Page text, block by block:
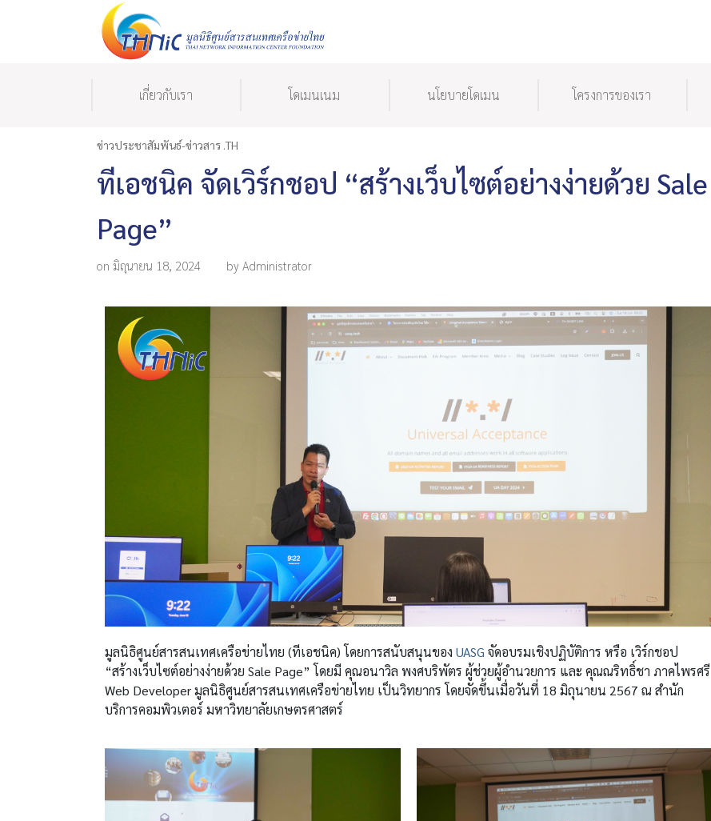
เกี่ยวกับเรา โดเมนเนม นโยบายโดเมน โครงการของเรา
ข่าวประชาสัมพันธ์-ข่าวสาร .TH
ทีเอชนิค จัดเวิร์กชอป “สร้างเว็บไซต์อย่างง่ายด้วย Sale
Page”
on มิถุนายน 18, 2024 by Administrator
มูลนิธิศูนย์สารสนเทศเครือข่ายไทย (ทีเอชนิค) โดยการสนับสนุนของ UASG จัดอบรมเชิงปฏิบัติการ หรือ เวิร์กชอป
“สร้างเว็บไซต์อย่างง่ายด้วย Sale Page” โดยมี คุณอนาวิล พงศบริพัตร ผู้ช่วยผู้อำนวยการ และ คุณณริทธิ์ชา ภาคไพรศรี
Web Developer มูลนิธิศูนย์สารสนเทศเครือข่ายไทย เป็นวิทยากร โดยจัดขึ้นเมื่อวันที่ 18 มิถุนายน 2567 ณ สำนัก
บริการคอมพิวเตอร์ มหาวิทยาลัยเกษตรศาสตร์